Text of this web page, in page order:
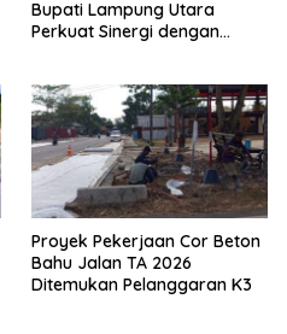
Bupati Lampung Utara
Perkuat Sinergi dengan
Proyek Pekerjaan Cor Beton
Bahu Jalan TA 2026
Ditemukan Pelanggaran K3